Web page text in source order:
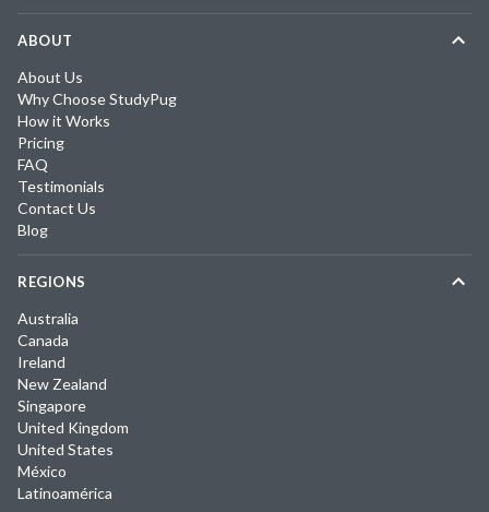
ABOUT
About Us
Why Choose StudyPug
How it Works
Pricing
FAQ
Testimonials
Contact Us
Blog
REGIONS
Australia
Canada
Ireland
New Zealand
Singapore
United Kingdom
United States
México
Latinoamérica